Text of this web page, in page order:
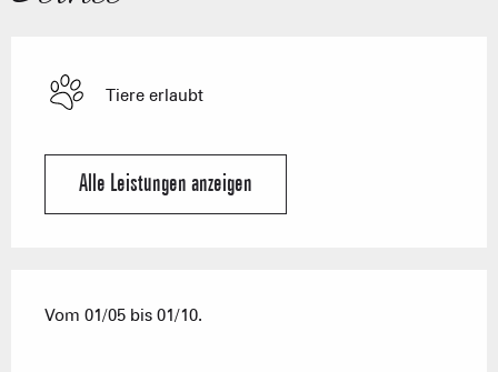
Tiere erlaubt
Alle Leistungen anzeigen
Vom 01/05 bis 01/10.